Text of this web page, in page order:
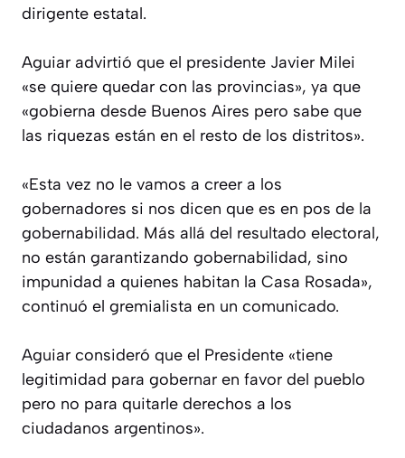
dirigente estatal.
Aguiar advirtió que el presidente Javier Milei
«se quiere quedar con las provincias», ya que
«gobierna desde Buenos Aires pero sabe que
las riquezas están en el resto de los distritos».
«Esta vez no le vamos a creer a los
gobernadores si nos dicen que es en pos de la
gobernabilidad. Más allá del resultado electoral,
no están garantizando gobernabilidad, sino
impunidad a quienes habitan la Casa Rosada»,
continuó el gremialista en un comunicado.
Aguiar consideró que el Presidente «tiene
legitimidad para gobernar en favor del pueblo
pero no para quitarle derechos a los
ciudadanos argentinos».